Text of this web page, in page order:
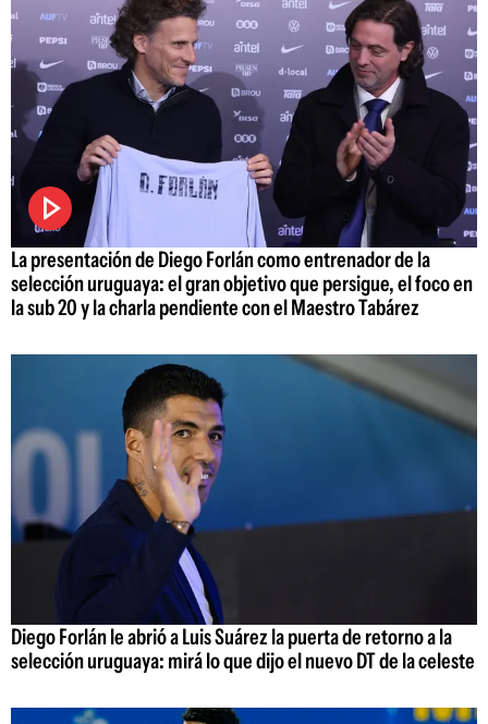
La presentación de Diego Forlán como entrenador de la
selección uruguaya: el gran objetivo que persigue, el foco en
la sub 20 y la charla pendiente con el Maestro Tabárez
Diego Forlán le abrió a Luis Suárez la puerta de retorno a la
selección uruguaya: mirá lo que dijo el nuevo DT de la celeste